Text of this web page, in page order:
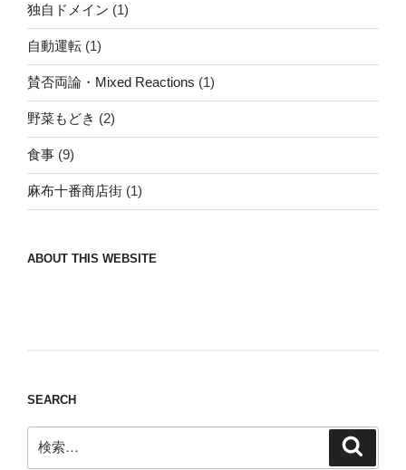
独自ドメイン (1)
自動運転 (1)
賛否両論・Mixed Reactions (1)
野菜もどき (2)
食事 (9)
麻布十番商店街 (1)
ABOUT THIS WEBSITE
SEARCH
索: